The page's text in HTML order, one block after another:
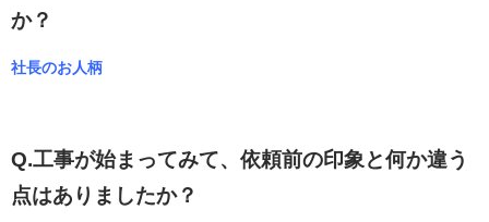
か？
社長のお人柄
Q.工事が始まってみて、依頼前の印象と何か違う
点はありましたか？